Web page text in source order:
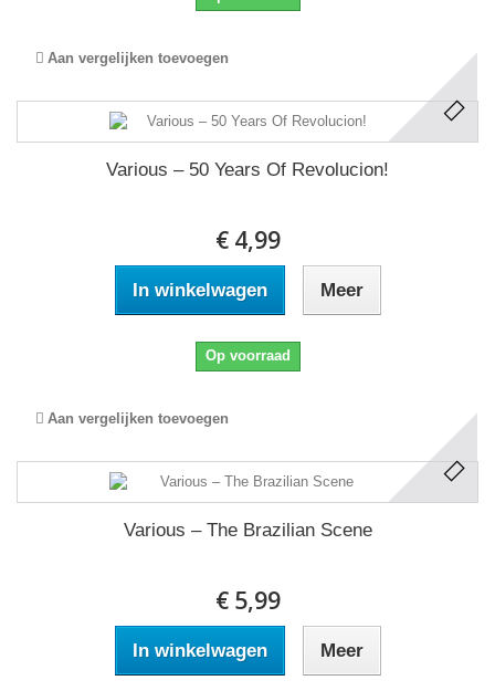
Aan vergelijken toevoegen
Various ‎– 50 Years Of Revolucion!
€ 4,99
In winkelwagen Meer
Op voorraad
Aan vergelijken toevoegen
Various ‎– The Brazilian Scene
€ 5,99
In winkelwagen Meer